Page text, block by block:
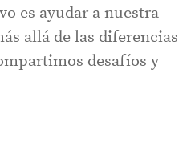
es ayudar a nuestra
allá de las diferencias
desafíos y